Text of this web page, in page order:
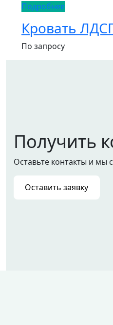
Подробнее
Кровать
По запросу
Получить
Оставьте контакты и
Оставить заявку